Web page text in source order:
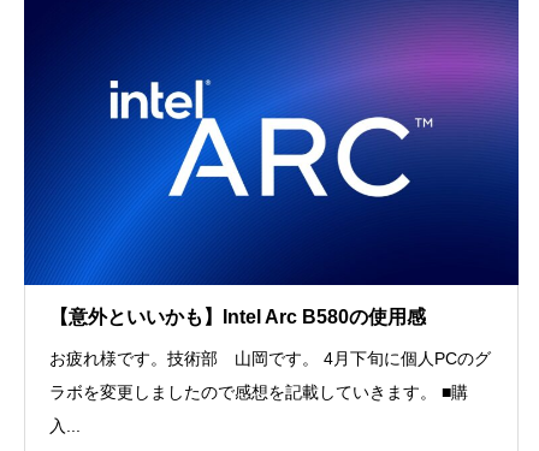
【意外といいかも】Intel Arc B580の使用感
お疲れ様です。技術部 山岡です。 4月下旬に個人PCのグ
ラボを変更しましたので感想を記載していきます。 ■購
入...